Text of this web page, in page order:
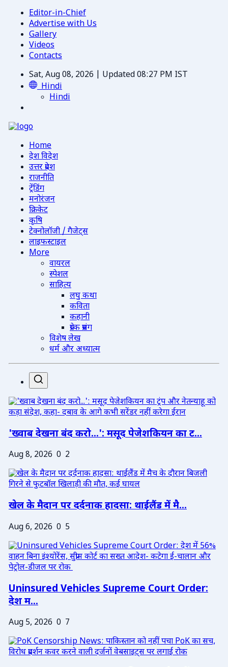
Editor-in-Chief
Advertise with Us
Gallery
Videos
Contacts
Sat, Aug 08, 2026 | Updated 08:27 PM IST
Hindi
Hindi
Home
देश विदेश
उत्तर प्रदेश
राजनीति
ट्रेंडिंग
मनोरंजन
क्रिकेट
कृषि
टेक्नोलॉजी / गैजेट्स
लाइफस्टाइल
More
वायरल
स्पेशल
साहित्य
लघु कथा
कविता
कहानी
प्रेरक प्रसंग
विशेष लेख
धर्म और अध्यात्म
'ख्वाब देखना बंद करो...': मसूद पेजेशकियन का ट...
Aug 8, 2026 0 2
खेल के मैदान पर दर्दनाक हादसा: थाईलैंड में मै...
Aug 6, 2026 0 5
Uninsured Vehicles Supreme Court Order:
देश म...
Aug 5, 2026 0 7